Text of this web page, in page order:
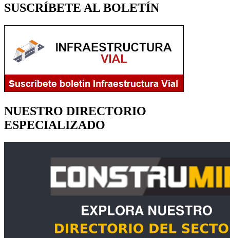
SUSCRÍBETE AL BOLETÍN
NUESTRO DIRECTORIO
ESPECIALIZADO